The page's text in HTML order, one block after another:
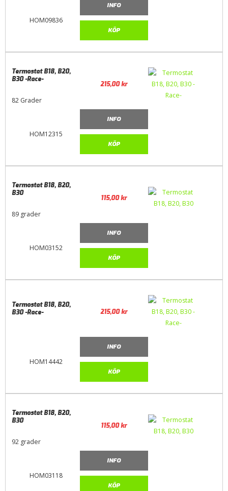
HOM09836
INFO
KÖP
HOM12315
Termostat B18, B20,
B30 -Race-
82 Grader
215,00kr
INFO
KÖP
HOM03152
Termostat B18, B20,
B30
89 grader
115,00kr
INFO
KÖP
HOM14442
Termostat B18, B20,
B30 -Race-
215,00kr
INFO
KÖP
HOM03118
Termostat B18, B20,
B30
92 grader
115,00kr
INFO
KÖP